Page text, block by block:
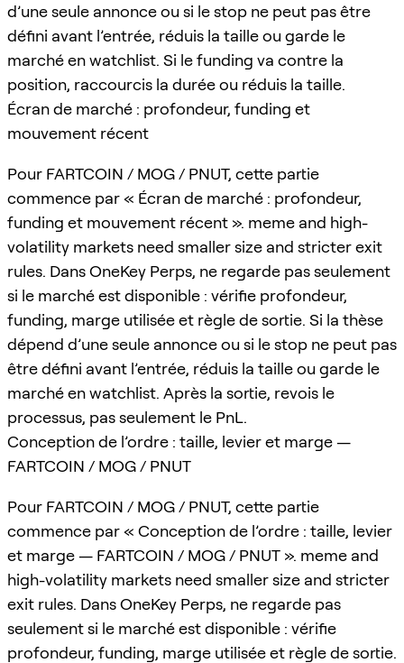
d’une seule annonce ou si le stop ne peut pas être
défini avant l’entrée, réduis la taille ou garde le
marché en watchlist. Si le funding va contre la
position, raccourcis la durée ou réduis la taille.
Écran de marché : profondeur, funding et
mouvement récent
Pour FARTCOIN / MOG / PNUT, cette partie
commence par « Écran de marché : profondeur,
funding et mouvement récent ». meme and high-
volatility markets need smaller size and stricter exit
rules. Dans OneKey Perps, ne regarde pas seulement
si le marché est disponible : vérifie profondeur,
funding, marge utilisée et règle de sortie. Si la thèse
dépend d’une seule annonce ou si le stop ne peut pas
être défini avant l’entrée, réduis la taille ou garde le
marché en watchlist. Après la sortie, revois le
processus, pas seulement le PnL.
Conception de l’ordre : taille, levier et marge —
FARTCOIN / MOG / PNUT
Pour FARTCOIN / MOG / PNUT, cette partie
commence par « Conception de l’ordre : taille, levier
et marge — FARTCOIN / MOG / PNUT ». meme and
high-volatility markets need smaller size and stricter
exit rules. Dans OneKey Perps, ne regarde pas
seulement si le marché est disponible : vérifie
profondeur, funding, marge utilisée et règle de sortie.